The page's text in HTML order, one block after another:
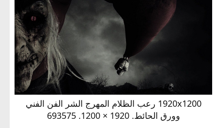
1920x1200 رعب الظلام المهرج الشر الفن الفني
وورق الحائط. 1920 × 1200. 693575